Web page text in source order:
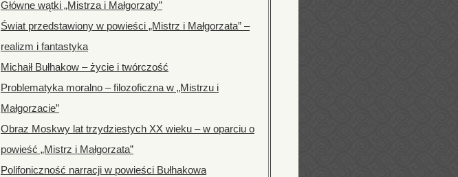
Główne wątki „Mistrza i Małgorzaty”
Świat przedstawiony w powieści „Mistrz i Małgorzata” –
realizm i fantastyka
Michaił Bułhakow – życie i twórczość
Problematyka moralno – filozoficzna w „Mistrzu i
Małgorzacie”
Obraz Moskwy lat trzydziestych XX wieku – w oparciu o
powieść „Mistrz i Małgorzata”
Polifoniczność narracji w powieści Bułhakowa